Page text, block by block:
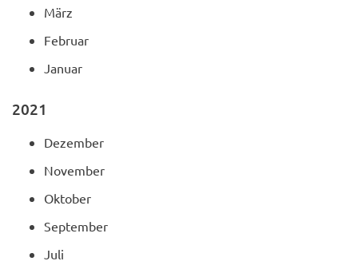
März
Februar
Januar
2021
Dezember
November
Oktober
September
Juli